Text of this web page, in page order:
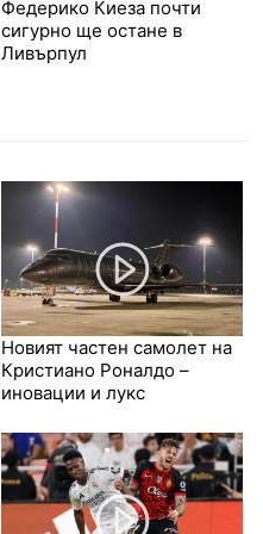
Федерико Киеза почти
сигурно ще остане в
Ливърпул
Новият частен самолет на
Кристиано Роналдо –
иновации и лукс